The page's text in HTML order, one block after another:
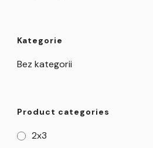
Kategorie
Bez kategorii
Product categories
2x3